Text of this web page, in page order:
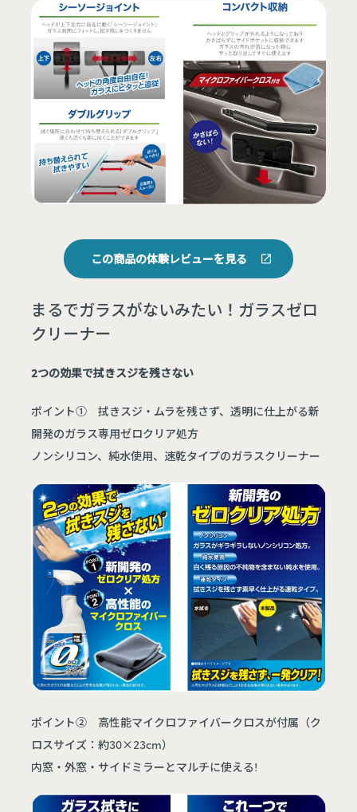
この商品の体験レビューを見る
まるでガラスがないみたい！ガラスゼロ
クリーナー
2つの効果で拭きスジを残さない
ポイント① 拭きスジ・ムラを残さず、透明に仕上がる新
開発のガラス専用ゼロクリア処方
ノンシリコン、純水使用、速乾タイプのガラスクリーナー
ポイント② 高性能マイクロファイバークロスが付属（ク
ロスサイズ：約30×23cm）
内窓・外窓・サイドミラーとマルチに使える!